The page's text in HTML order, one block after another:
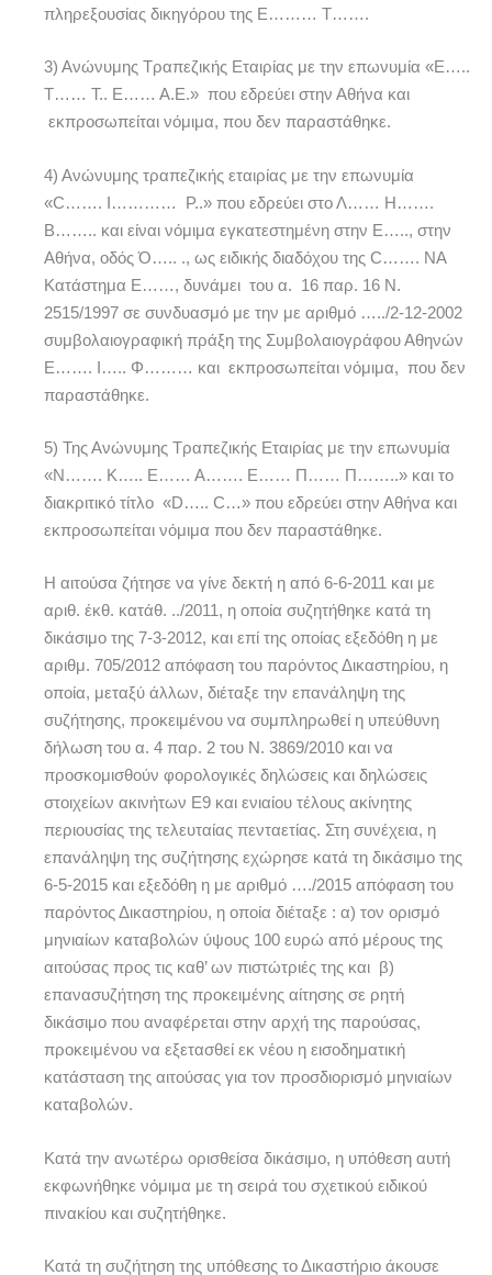
πληρεξουσίας δικηγόρου της Ε……… Τ…….
3) Ανώνυμης Τραπεζικής Εταιρίας με την επωνυμία «Ε…..
Τ…… Τ.. Ε…… Α.Ε.» που εδρεύει στην Αθήνα και
εκπροσωπείται νόμιμα, που δεν παραστάθηκε.
4) Ανώνυμης τραπεζικής εταιρίας με την επωνυμία
«C……. I………… P..» που εδρεύει στο Λ…… Η…….
Β…….. και είναι νόμιμα εγκατεστημένη στην Ε….., στην
Αθήνα, οδός Ό….. ., ως ειδικής διαδόχου της C……. NA
Κατάστημα Ε……, δυνάμει του α. 16 παρ. 16 Ν.
2515/1997 σε συνδυασμό με την με αριθμό …../2-12-2002
συμβολαιογραφική πράξη της Συμβολαιογράφου Αθηνών
Ε……. Ι….. Φ……… και εκπροσωπείται νόμιμα, που δεν
παραστάθηκε.
5) Της Ανώνυμης Τραπεζικής Εταιρίας με την επωνυμία
«Ν……. Κ….. Ε…… Α……. Ε…… Π…… Π……..» και το
διακριτικό τίτλο «D….. C…» που εδρεύει στην Αθήνα και
εκπροσωπείται νόμιμα που δεν παραστάθηκε.
Η αιτούσα ζήτησε να γίνε δεκτή η από 6-6-2011 και με
αριθ. έκθ. κατάθ. ../2011, η οποία συζητήθηκε κατά τη
δικάσιμο της 7-3-2012, και επί της οποίας εξεδόθη η με
αριθμ. 705/2012 απόφαση του παρόντος Δικαστηρίου, η
οποία, μεταξύ άλλων, διέταξε την επανάληψη της
συζήτησης, προκειμένου να συμπληρωθεί η υπεύθυνη
δήλωση του α. 4 παρ. 2 του Ν. 3869/2010 και να
προσκομισθούν φορολογικές δηλώσεις και δηλώσεις
στοιχείων ακινήτων Ε9 και ενιαίου τέλους ακίνητης
περιουσίας της τελευταίας πενταετίας. Στη συνέχεια, η
επανάληψη της συζήτησης εχώρησε κατά τη δικάσιμο της
6-5-2015 και εξεδόθη η με αριθμό …./2015 απόφαση του
παρόντος Δικαστηρίου, η οποία διέταξε : α) τον ορισμό
μηνιαίων καταβολών ύψους 100 ευρώ από μέρους της
αιτούσας προς τις καθ’ ων πιστώτριές της και β)
επανασυζήτηση της προκειμένης αίτησης σε ρητή
δικάσιμο που αναφέρεται στην αρχή της παρούσας,
προκειμένου να εξετασθεί εκ νέου η εισοδηματική
κατάσταση της αιτούσας για τον προσδιορισμό μηνιαίων
καταβολών.
Κατά την ανωτέρω ορισθείσα δικάσιμο, η υπόθεση αυτή
εκφωνήθηκε νόμιμα με τη σειρά του σχετικού ειδικού
πινακίου και συζητήθηκε.
Κατά τη συζήτηση της υπόθεσης το Δικαστήριο άκουσε